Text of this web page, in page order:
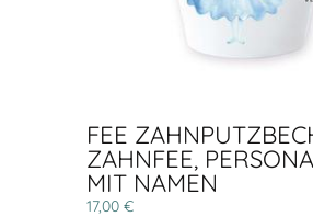
FEE
ZAHNFEE,
MIT NAMEN
17,00 €